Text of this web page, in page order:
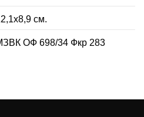
см.
ОФ 698/34 Фкр 283